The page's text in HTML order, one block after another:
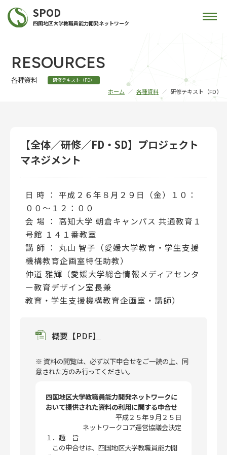
SPOD
四国地区大学教職員能力開発ネットワーク
RESOURCES
各種資料 研修テキスト（FD）
ホーム 各種資料 研修テキスト（FD）
【全体／研修／FD・SD】プロジェクト
マネジメント
日 時 ： 平成２６年８月２９日（金）１０：
００～１２：００
会 場 ： 高知大学 朝倉キャンパス 共通教育１
号館 １４１番教室
講 師 ： 丸山 智子（愛媛大学教育・学生支援
機構教育企画室特任助教）
仲道 雅輝（愛媛大学総合情報メディアセンタ
ー教育デザイン室長兼
教育・学生支援機構教育企画室・講師）
概要【PDF】
※ 資料の閲覧は、必ず以下申合せをご一読の上、同
意された方のみ行ってください。
四国地区大学教職員能力開発ネットワークに
おいて提供された資料の利用に関する申合せ
平成２５年９月２５日
ネットワークコア運営協議会決定
１．趣 旨
この申合せは、四国地区大学教職員能力開